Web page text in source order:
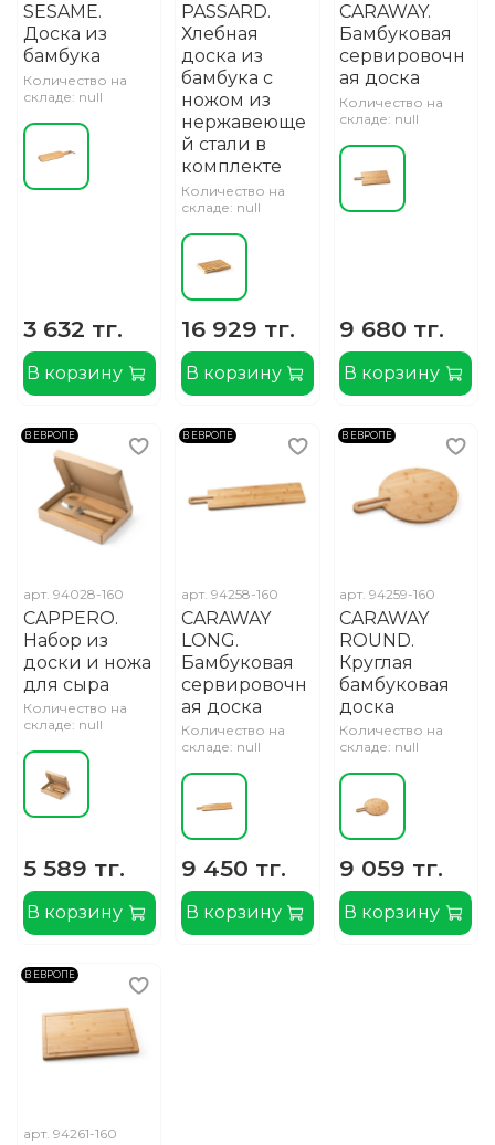
SESAME.
Доска из
бамбука
Количество на
складе: null
3 632 тг.
В корзину
PASSARD.
Хлебная
доска из
бамбука с
ножом из
нержавеюще
й стали в
комплекте
Количество на
складе: null
16 929 тг.
В корзину
CARAWAY.
Бамбуковая
сервировочн
ая доска
Количество на
складе: null
9 680 тг.
В корзину
В ЕВРОПЕ
арт. 94028-160
CAPPERO.
Набор из
доски и ножа
для сыра
Количество на
складе: null
5 589 тг.
В корзину
В ЕВРОПЕ
арт.94258-160
CARAWAY
LONG.
Бамбуковая
сервировочн
ая доска
Количество на
складе: null
9 450 тг.
В корзину
В ЕВРОПЕ
арт.94259-160
CARAWAY
ROUND.
Круглая
бамбуковая
доска
Количество на
складе: null
9 059 тг.
В корзину
В ЕВРОПЕ
арт. 94261-160